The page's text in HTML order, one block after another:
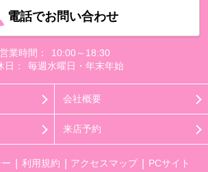
電話でお問い合わせ
営業時間：
10:00～18:30
日：
毎週水曜日・年末年始
会社概要
来店予約
利用規約 アクセスマップ
PCサイト